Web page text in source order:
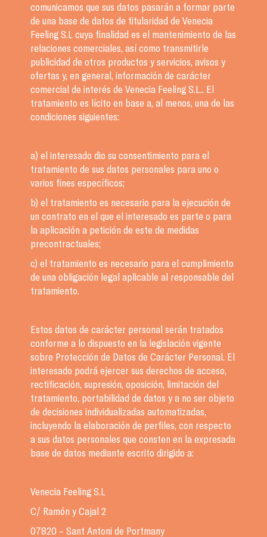
comunicamos que sus datos pasarán a formar parte
de una base de datos de titularidad de Venecia
Feeling S.L cuya finalidad es el mantenimiento de las
relaciones comerciales, así como transmitirle
publicidad de otros productos y servicios, avisos y
ofertas y, en general, información de carácter
comercial de interés de Venecia Feeling S.L.. El
tratamiento es lícito en base a, al menos, una de las
condiciones siguientes:
a) el interesado dio su consentimiento para el
tratamiento de sus datos personales para uno o
varios fines específicos;
b) el tratamiento es necesario para la ejecución de
un contrato en el que el interesado es parte o para
la aplicación a petición de este de medidas
precontractuales;
c) el tratamiento es necesario para el cumplimiento
de una obligación legal aplicable al responsable del
tratamiento.
Estos datos de carácter personal serán tratados
conforme a lo dispuesto en la legislación vigente
sobre Protección de Datos de Carácter Personal. El
interesado podrá ejercer sus derechos de acceso,
rectificación, supresión, oposición, limitación del
tratamiento, portabilidad de datos y a no ser objeto
de decisiones individualizadas automatizadas,
incluyendo la elaboración de perfiles, con respecto
a sus datos personales que consten en la expresada
base de datos mediante escrito dirigido a:
Venecia Feeling S.L
C/ Ramón y Cajal 2
07820 – Sant Antoni de Portmany